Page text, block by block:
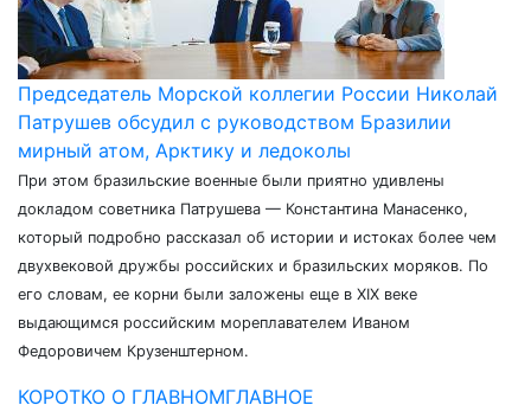
Председатель Морской коллегии России Николай
Патрушев обсудил с руководством Бразилии
мирный атом, Арктику и ледоколы
При этом бразильские военные были приятно удивлены
докладом советника Патрушева — Константина Манасенко,
который подробно рассказал об истории и истоках более чем
двухвековой дружбы российских и бразильских моряков. По
его словам, ее корни были заложены еще в XIX веке
выдающимся российским мореплавателем Иваном
Федоровичем Крузенштерном.
КОРОТКО О ГЛАВНОМГЛАВНОЕ